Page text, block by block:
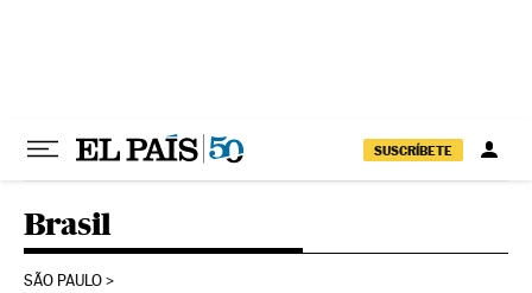
SUSCRÍBETE
Brasil
SÃO PAULO